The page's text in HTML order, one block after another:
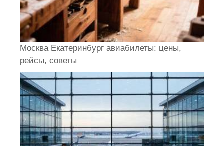
Москва Екатеринбург авиабилеты: цены,
рейсы, советы